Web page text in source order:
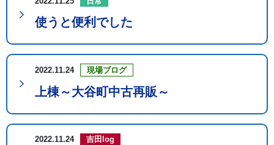
使うと便利でした
2022.11.24 現場ブログ
上棟～大谷町中古再販～
2022.11.24 吉田log